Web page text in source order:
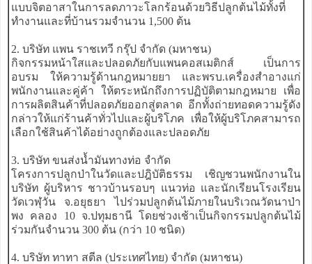
แบบจิตอาสาในการลดภาวะโลกร้อนด้วยวิธีปลูกต้นไม้ทั้งที่
ทำงานและที่บ้านรวมจำนวน 1,500 ต้น
2. บริษัท แพน ราชเทวี กรุ๊ป จำกัด (มหาชน)
กิจกรรมหน้าใสและปลอดภัยกับแพนคอสเมติกส์ เป็นการ
อบรม ให้ความรู้ด้านกฎหมายยา และพรบ.เครื่องสำอางแก่
พนักงานและคู่ค้า ให้ตระหนักถึงการปฏิบัติตามกฎหมาย เพื่อ
การผลิตสินค้าที่ปลอดภัยออกสู่ตลาด อีกทั้งถ่ายทอดความรู้ดัง
กล่าวให้แก่ร้านค้าทั่วไปและผู้บริโภค เพื่อให้ผู้บริโภคสามารถ
เลือกใช้สินค้าได้อย่างถูกต้องและปลอดภัย
3. บริษัท ขนส่งน้ำมันทางท่อ จำกัด
โครงการปลูกป่าในวัดและปฎิบัติธรรม เชิญชวนพนักงานใน
บริษัท ผู้บริหาร ชาวบ้านรอบๆ แนวท่อ และนักเรียนโรงเรียน
วัดเวฬุวัน จ.อยุธยา ไปร่วมปลูกต้นไม้ภายในบริเวณวัดนาป่า
พง คลอง 10 จ.ปทุมธานี โดยช่วงเช้าเป็นกิจกรรมปลูกต้นไม้
ร่วมกันจำนวน 300 ต้น (กว่า 10 ชนิด)
4. บริษัท ทาทา สตีล (ประเทศไทย) จำกัด (มหาชน)